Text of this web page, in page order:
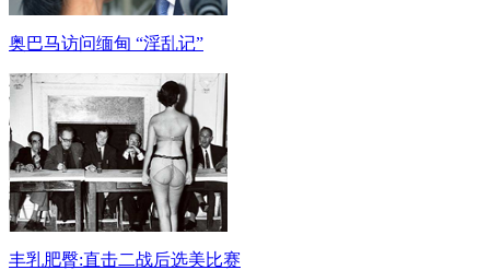
奥巴马访问缅甸 “淫乱记”
丰乳肥臀:直击二战后选美比赛